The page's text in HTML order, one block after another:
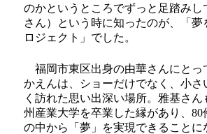
のかというところでずっと足踏みし
さん）という時に知ったのが、「夢
ロジェクト」でした。
福岡市東区出身の由華さんにとっ
かえんは、ショーだけでなく、小さ
く訪れた思い出深い場所。雅基さ
州産業大学を卒業した縁があり、80
の中から「夢」を実現できることに